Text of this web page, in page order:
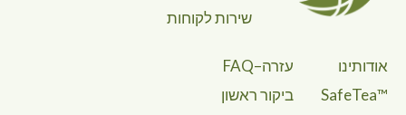
שירות לקוחות
אודותינו
™SafeTea
עזרה–FAQ
ביקור ראשון